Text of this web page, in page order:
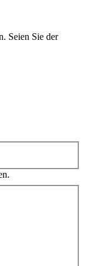
Seien Sie der